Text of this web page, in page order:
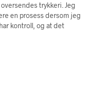
trykkeri. Jeg
en prosess dersom jeg
kontroll, og at det